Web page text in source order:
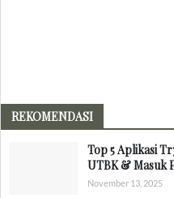
REKOMENDASI
Top 5 Aplikasi
UTBK & Masuk
November 13, 2025